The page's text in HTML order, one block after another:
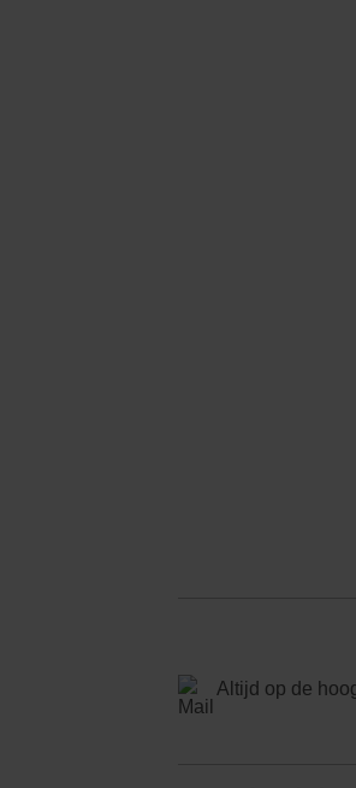
Altijd op de